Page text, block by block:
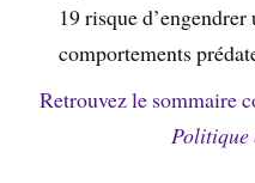
19 risque
comportements
Retrouvez le sommaire
Politique